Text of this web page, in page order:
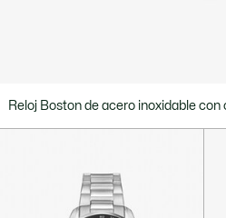
Reloj Boston de acero inoxidable con